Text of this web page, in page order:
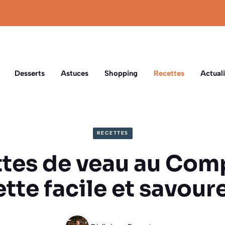
Desserts Astuces Shopping Recettes
RECETTES
de veau au
facile et